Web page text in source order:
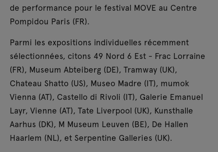
de performance pour le festival MOVE au Centre
Pompidou Paris (FR).
Parmi les expositions individuelles récemment
sélectionnées, citons 49 Nord 6 Est - Frac Lorraine
(FR), Museum Abteiberg (DE), Tramway (UK),
Chateau Shatto (US), Museo Madre (IT), mumok
Vienna (AT), Castello di Rivoli (IT), Galerie Emanuel
Layr, Vienne (AT), Tate Liverpool (UK), Kunsthalle
Aarhus (DK), M Museum Leuven (BE), De Hallen
Haarlem (NL), et Serpentine Galleries (UK).